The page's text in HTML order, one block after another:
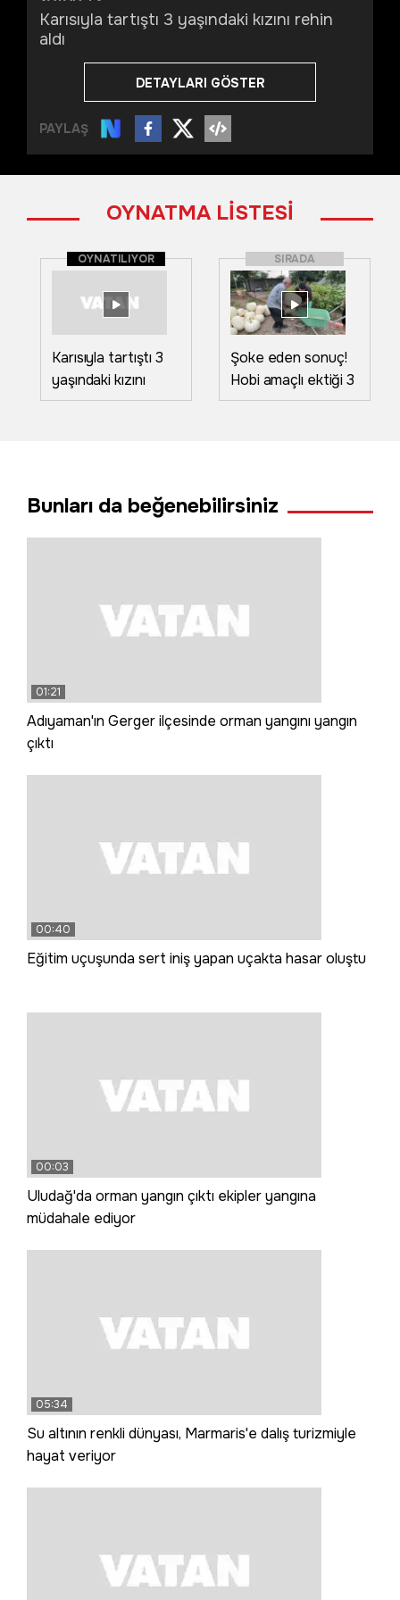
Karısıyla tartıştı 3 yaşındaki kızını rehin
aldı
DETAYLARI GÖSTER
PAYLAŞ
OYNATMA LİSTESİ
OYNATILIYOR
Karısıyla tartıştı 3
yaşındaki kızını
rehin aldı
SIRADA
Şoke eden sonuç!
Hobi amaçlı ektiği 3
kök kabaktan 1
Bunları da beğenebilirsiniz
01:21
Adıyaman'ın Gerger ilçesinde orman yangını yangın
çıktı
00:40
Eğitim uçuşunda sert iniş yapan uçakta hasar oluştu
00:03
Uludağ'da orman yangın çıktı ekipler yangına
müdahale ediyor
05:34
Su altının renkli dünyası, Marmaris'e dalış turizmiyle
hayat veriyor